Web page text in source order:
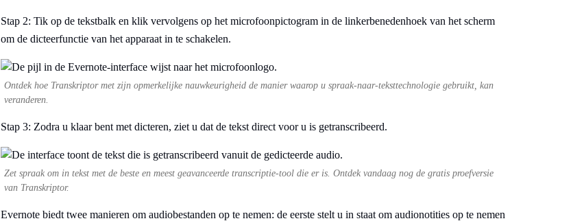
Stap 2: Tik op de tekstbalk en klik vervolgens op het microfoonpictogram in de linkerbenedenhoek van het scherm
om de dicteerfunctie van het apparaat in te schakelen.
Ontdek hoe Transkriptor met zijn opmerkelijke nauwkeurigheid de manier waarop u spraak-naar-teksttechnologie gebruikt, kan
veranderen.
Stap 3: Zodra u klaar bent met dicteren, ziet u dat de tekst direct voor u is getranscribeerd.
Zet spraak om in tekst met de beste en meest geavanceerde transcriptie-tool die er is. Ontdek vandaag nog de gratis proefversie
van Transkriptor.
Evernote biedt twee manieren om audiobestanden op te nemen: de eerste stelt u in staat om audionotities op te nemen